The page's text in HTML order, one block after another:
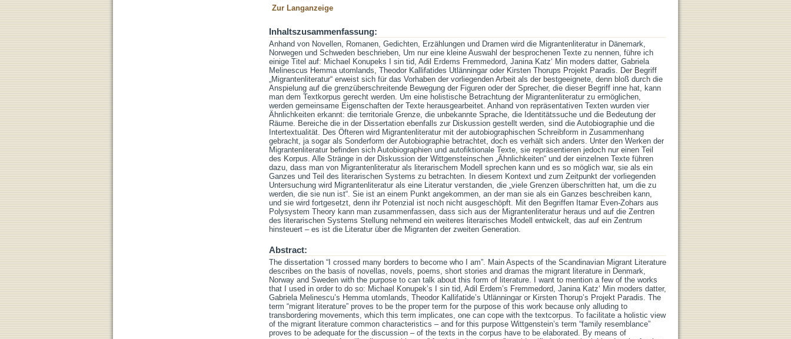
Zur Langanzeige
Inhaltszusammenfassung:
Anhand von Novellen, Romanen, Gedichten, Erzählungen und Dramen wird die Migrantenliteratur in Dänemark,
Norwegen und Schweden beschrieben, Um nur eine kleine Auswahl der besprochenen Texte zu nennen, führe ich
einige Titel auf: Michael Konupeks I sin tid, Adil Erdems Fremmedord, Janina Katz‘ Min moders datter, Gabriela
Melinescus Hemma utomlands, Theodor Kallifatides Utlänningar oder Kirsten Thorups Projekt Paradis. Der Begriff
„Migrantenliteratur“ erweist sich für das Vorhaben der vorliegenden Arbeit als der bestgeeignete, denn bloß durch die
Anspielung auf die grenzüberschreitende Bewegung der Figuren oder der Sprecher, die dieser Begriff inne hat, kann
man dem Textkorpus gerecht werden. Um eine holistische Betrachtung der Migrantenliteratur zu ermöglichen,
werden gemeinsame Eigenschaften der Texte herausgearbeitet. Anhand von repräsentativen Texten wurden vier
Ähnlichkeiten erkannt: die territoriale Grenze, die unbekannte Sprache, die Identitätssuche und die Bedeutung der
Räume. Bereiche die in der Dissertation ebenfalls zur Diskussion gestellt werden, sind die Autobiographie und die
Intertextualität. Des Öfteren wird Migrantenliteratur mit der autobiographischen Schreibform in Zusammenhang
gebracht, ja sogar als Sonderform der Autobiographie betrachtet, doch es verhält sich anders. Unter den Werken der
Migrantenliteratur befinden sich Autobiographien und autofiktionale Texte, sie repräsentieren jedoch nur einen Teil
des Korpus. Alle Stränge in der Diskussion der Wittgensteinschen „Ähnlichkeiten“ und der einzelnen Texte führen
dazu, dass man von Migrantenliteratur als literarischem Modell sprechen kann und es so möglich war, sie als ein
Ganzes und Teil des literarischen Systems zu betrachten. In diesem Kontext und zum Zeitpunkt der vorliegenden
Untersuchung wird Migrantenliteratur als eine Literatur verstanden, die „viele Grenzen überschritten hat, um die zu
werden, die sie nun ist“. Sie ist an einem Punkt angekommen, an der man sie als ein Ganzes beschreiben kann,
und sie wird fortgesetzt, denn ihr Potenzial ist noch nicht ausgeschöpft. Mit den Begriffen Itamar Even-Zohars aus
Polysystem Theory kann man zusammenfassen, dass sich aus der Migrantenliteratur heraus und auf die Zentren
des literarischen Systems Stellung nehmend ein weiteres literarisches Modell entwickelt, das auf ein Zentrum
hinsteuert – es ist die Literatur über die Migranten der zweiten Generation.
Abstract:
The dissertation “I crossed many borders to become who I am”. Main Aspects of the Scandinavian Migrant Literature
describes on the basis of novellas, novels, poems, short stories and dramas the migrant literature in Denmark,
Norway and Sweden with the purpose to can talk about this form of literature. I want to mention a few of the works
that I used in order to do so: Michael Konupek’s I sin tid, Adil Erdem’s Fremmedord, Janina Katz‘ Min moders datter,
Gabriela Melinescu’s Hemma utomlands, Theodor Kallifatide’s Utlänningar or Kirsten Thorup’s Projekt Paradis. The
term “migrant literature” proves to be the proper term for the purpose of this work because only alluding to
transbordering movements, which this term implicates, one can cope with the textcorpus. To facilitate a holistic view
of the migrant literature common characteristics – and for this purpose Wittgenstein’s term “family resemblance”
proves to be adequate for the discussion – of the texts in the corpus have to be elaborated. By means of